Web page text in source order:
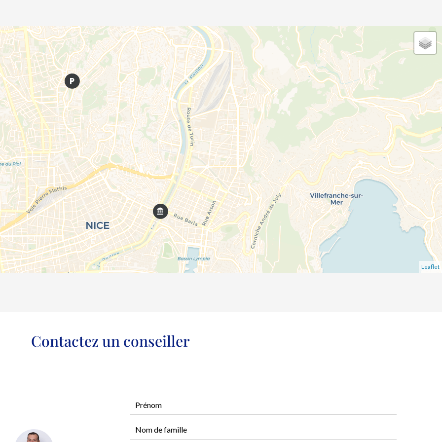
Leaflet
Contactez un conseiller